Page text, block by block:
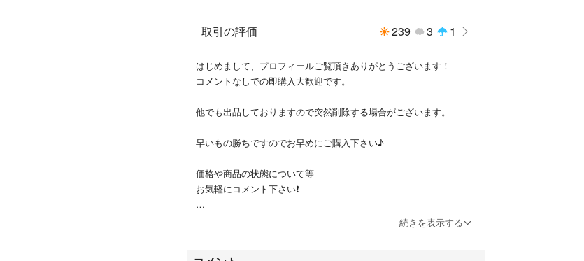
取引の評価 239 3 1
はじめまして、プロフィールご覧頂きありがとうございます！
コメントなしでの即購入大歓迎です。
他でも出品しておりますので突然削除する場合がございます。
早いもの勝ちですのでお早めにご購入下さい♪
価格や商品の状態について等
お気軽にコメント下さい❗
続きを表示する